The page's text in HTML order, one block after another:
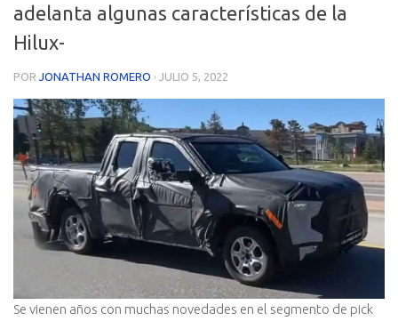
adelanta algunas características de la
Hilux-
POR JONATHAN ROMERO · JULIO 5, 2022
Se vienen años con muchas novedades en el segmento de pick